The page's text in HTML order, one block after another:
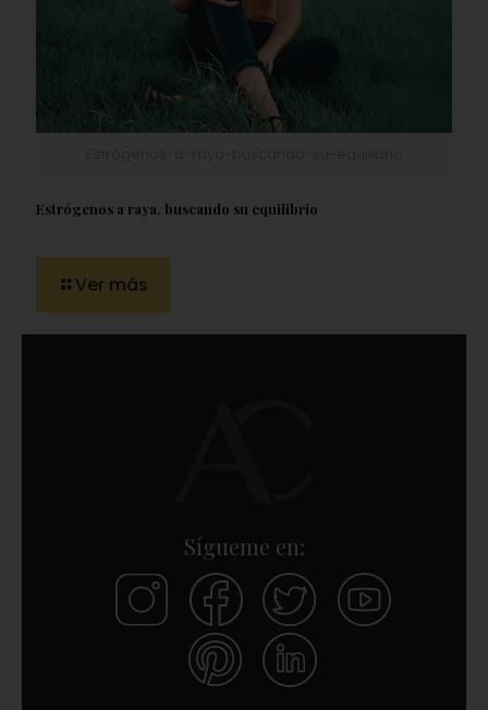
Estrógenos a raya, buscando su equilibrio
Ver más
Sígueme en: